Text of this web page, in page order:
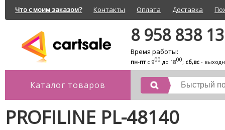
Что с моим заказом? Контакты Оплата Доставка
8 958 838
Время работы:
пн-птс 900 до 1800; сб,вс -
Каталог товаров
PROFILINE PL-48140